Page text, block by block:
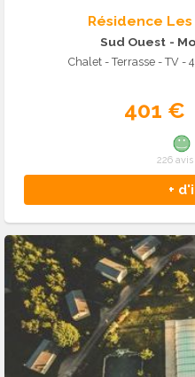
Résidence
Sud Ouest -
Chalet - Terrasse - TV -
401 €
+
226